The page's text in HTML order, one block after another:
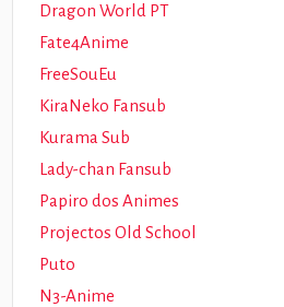
Dragon World PT
Fate4Anime
FreeSouEu
KiraNeko Fansub
Kurama Sub
Lady-chan Fansub
Papiro dos Animes
Projectos Old School
Puto
N3-Anime